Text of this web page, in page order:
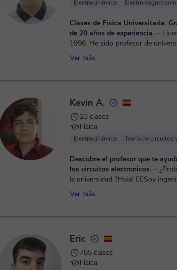
Electrodinámica Electromagnetismo
Clases de Física Universitaria.
de 20 años de experiencia. ⏤ Licenciado en Física desde
1996. He sido profesor de
Imparto clases individuales de
II, Ampliación ...
Ver más
Kevin A.
23 clases
Física
Electrodinámica Teoría de circuitos
Descubre el profesor que te
los circuitos electronicos. ⏤ ¿Problemas con un examen de
la universidad ?Hola! ✋🏻Soy
especializo en prepararte para
estaré enc...
Ver más
Eric
785 clases
Física